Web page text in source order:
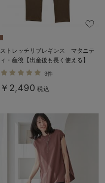
ストレッチリブレギンス マタニテ
ィ・産後【出産後も長く使える】
3件
￥2,490 税込